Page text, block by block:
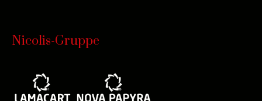
Nicolis-Gruppe